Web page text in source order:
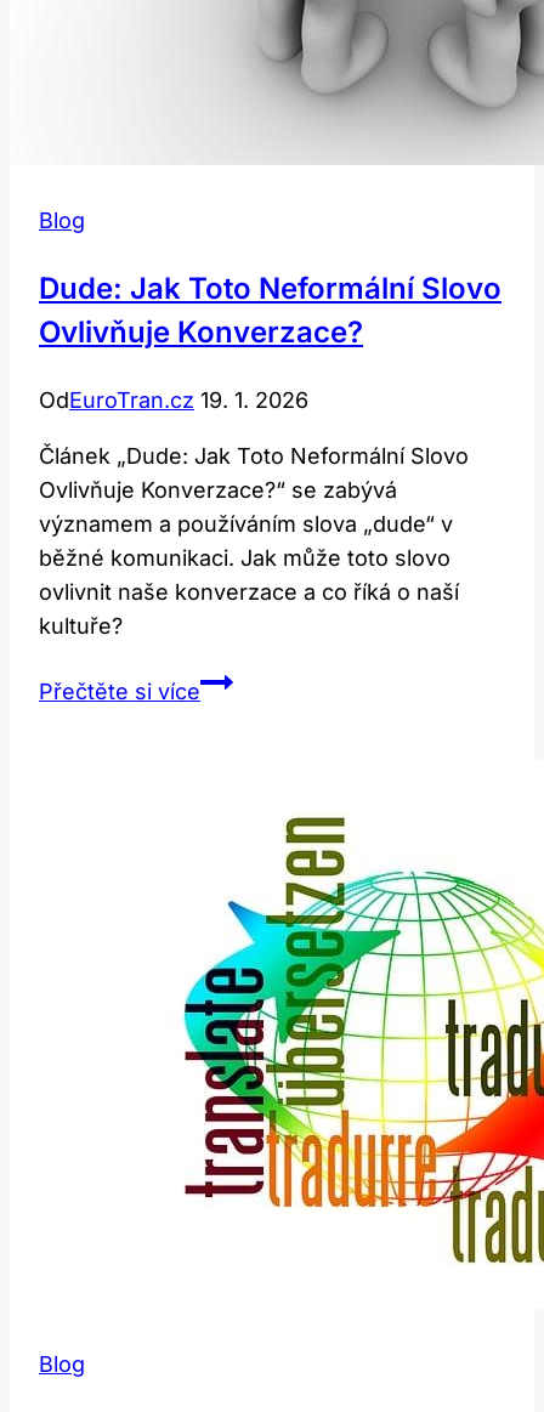
Blog
Dude: Jak Toto Neformální Slovo
Ovlivňuje Konverzace?
OdEuroTran.cz 19. 1. 2026
Článek „Dude: Jak Toto Neformální Slovo
Ovlivňuje Konverzace?“ se zabývá
významem a používáním slova „dude“ v
běžné komunikaci. Jak může toto slovo
ovlivnit naše konverzace a co říká o naší
kultuře?
Přečtěte si víceDude:
Ovlivňuje
Konverzace?
Blog